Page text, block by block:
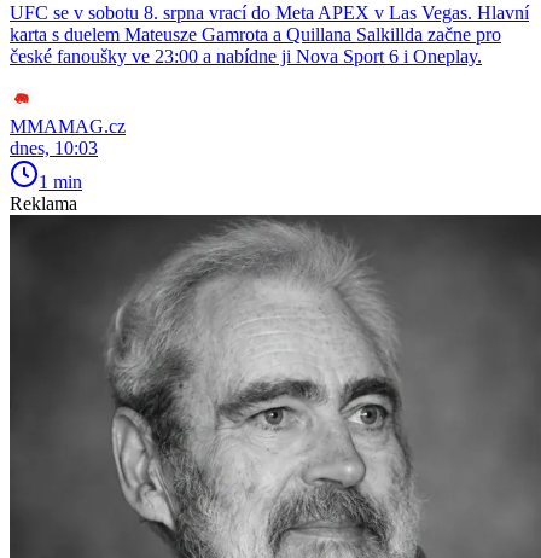
UFC se v sobotu 8. srpna vrací do Meta APEX v Las Vegas. Hlavní
karta s duelem Mateusze Gamrota a Quillana Salkillda začne pro
české fanoušky ve 23:00 a nabídne ji Nova Sport 6 i Oneplay.
MMAMAG.cz
dnes, 10:03
1 min
Reklama